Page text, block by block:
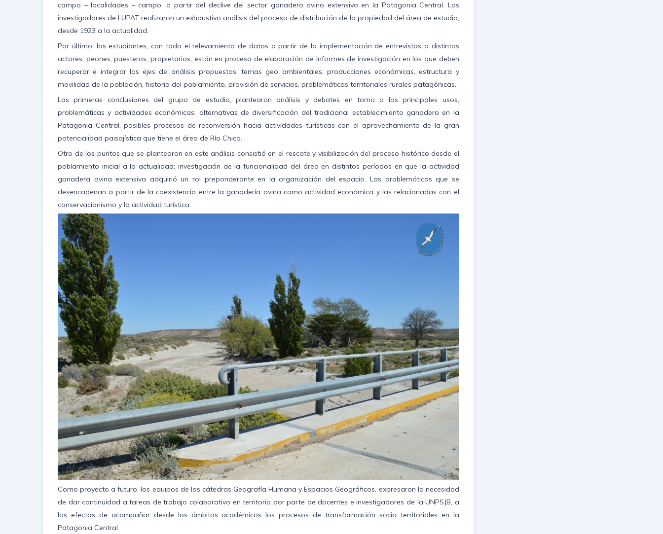
campo – localidades – campo, a partir del declive del sector ganadero ovino extensivo en la Patagonia Central. Los
investigadores de LUPAT realizaron un exhaustivo análisis del proceso de distribución de la propiedad del área de estudio,
desde 1923 a la actualidad.
Por último, los estudiantes, con todo el relevamiento de datos a partir de la implementación de entrevistas a distintos
actores, peones, puesteros, propietarios; están en proceso de elaboración de informes de investigación en los que deben
recuperar e integrar los ejes de análisis propuestos: temas geo ambientales, producciones económicas, estructura y
movilidad de la población, historia del poblamiento, provisión de servicios, problemáticas territoriales rurales patagónicas.
Las primeras conclusiones del grupo de estudio, plantearon análisis y debates en torno a los principales usos,
problemáticas y actividades económicas; alternativas de diversificación del tradicional establecimiento ganadero en la
Patagonia Central, posibles procesos de reconversión hacia actividades turísticas con el aprovechamiento de la gran
potencialidad paisajística que tiene el área de Río Chico.
Otro de los puntos que se plantearon en este análisis consistió en el rescate y visibilización del proceso histórico desde el
poblamiento inicial a la actualidad; investigación de la funcionalidad del área en distintos períodos en que la actividad
ganadera ovina extensiva adquirió un rol preponderante en la organización del espacio. Las problemáticas que se
desencadenan a partir de la coexistencia entre la ganadería ovina como actividad económica y las relacionadas con el
conservacionismo y la actividad turística.
Como proyecto a futuro, los equipos de las cátedras Geografía Humana y Espacios Geográficos, expresaron la necesidad
de dar continuidad a tareas de trabajo colaborativo en territorio por parte de docentes e investigadores de la UNPSJB, a
los efectos de acompañar desde los ámbitos académicos los procesos de transformación socio territoriales en la
Patagonia Central.